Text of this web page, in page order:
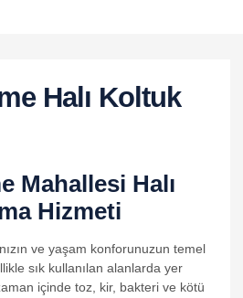
Halı Koltuk
Mahallesi Halı
Hizmeti
ve yaşam konforunuzun temel
sık kullanılan alanlarda yer
içinde toz, kir, bakteri ve kötü